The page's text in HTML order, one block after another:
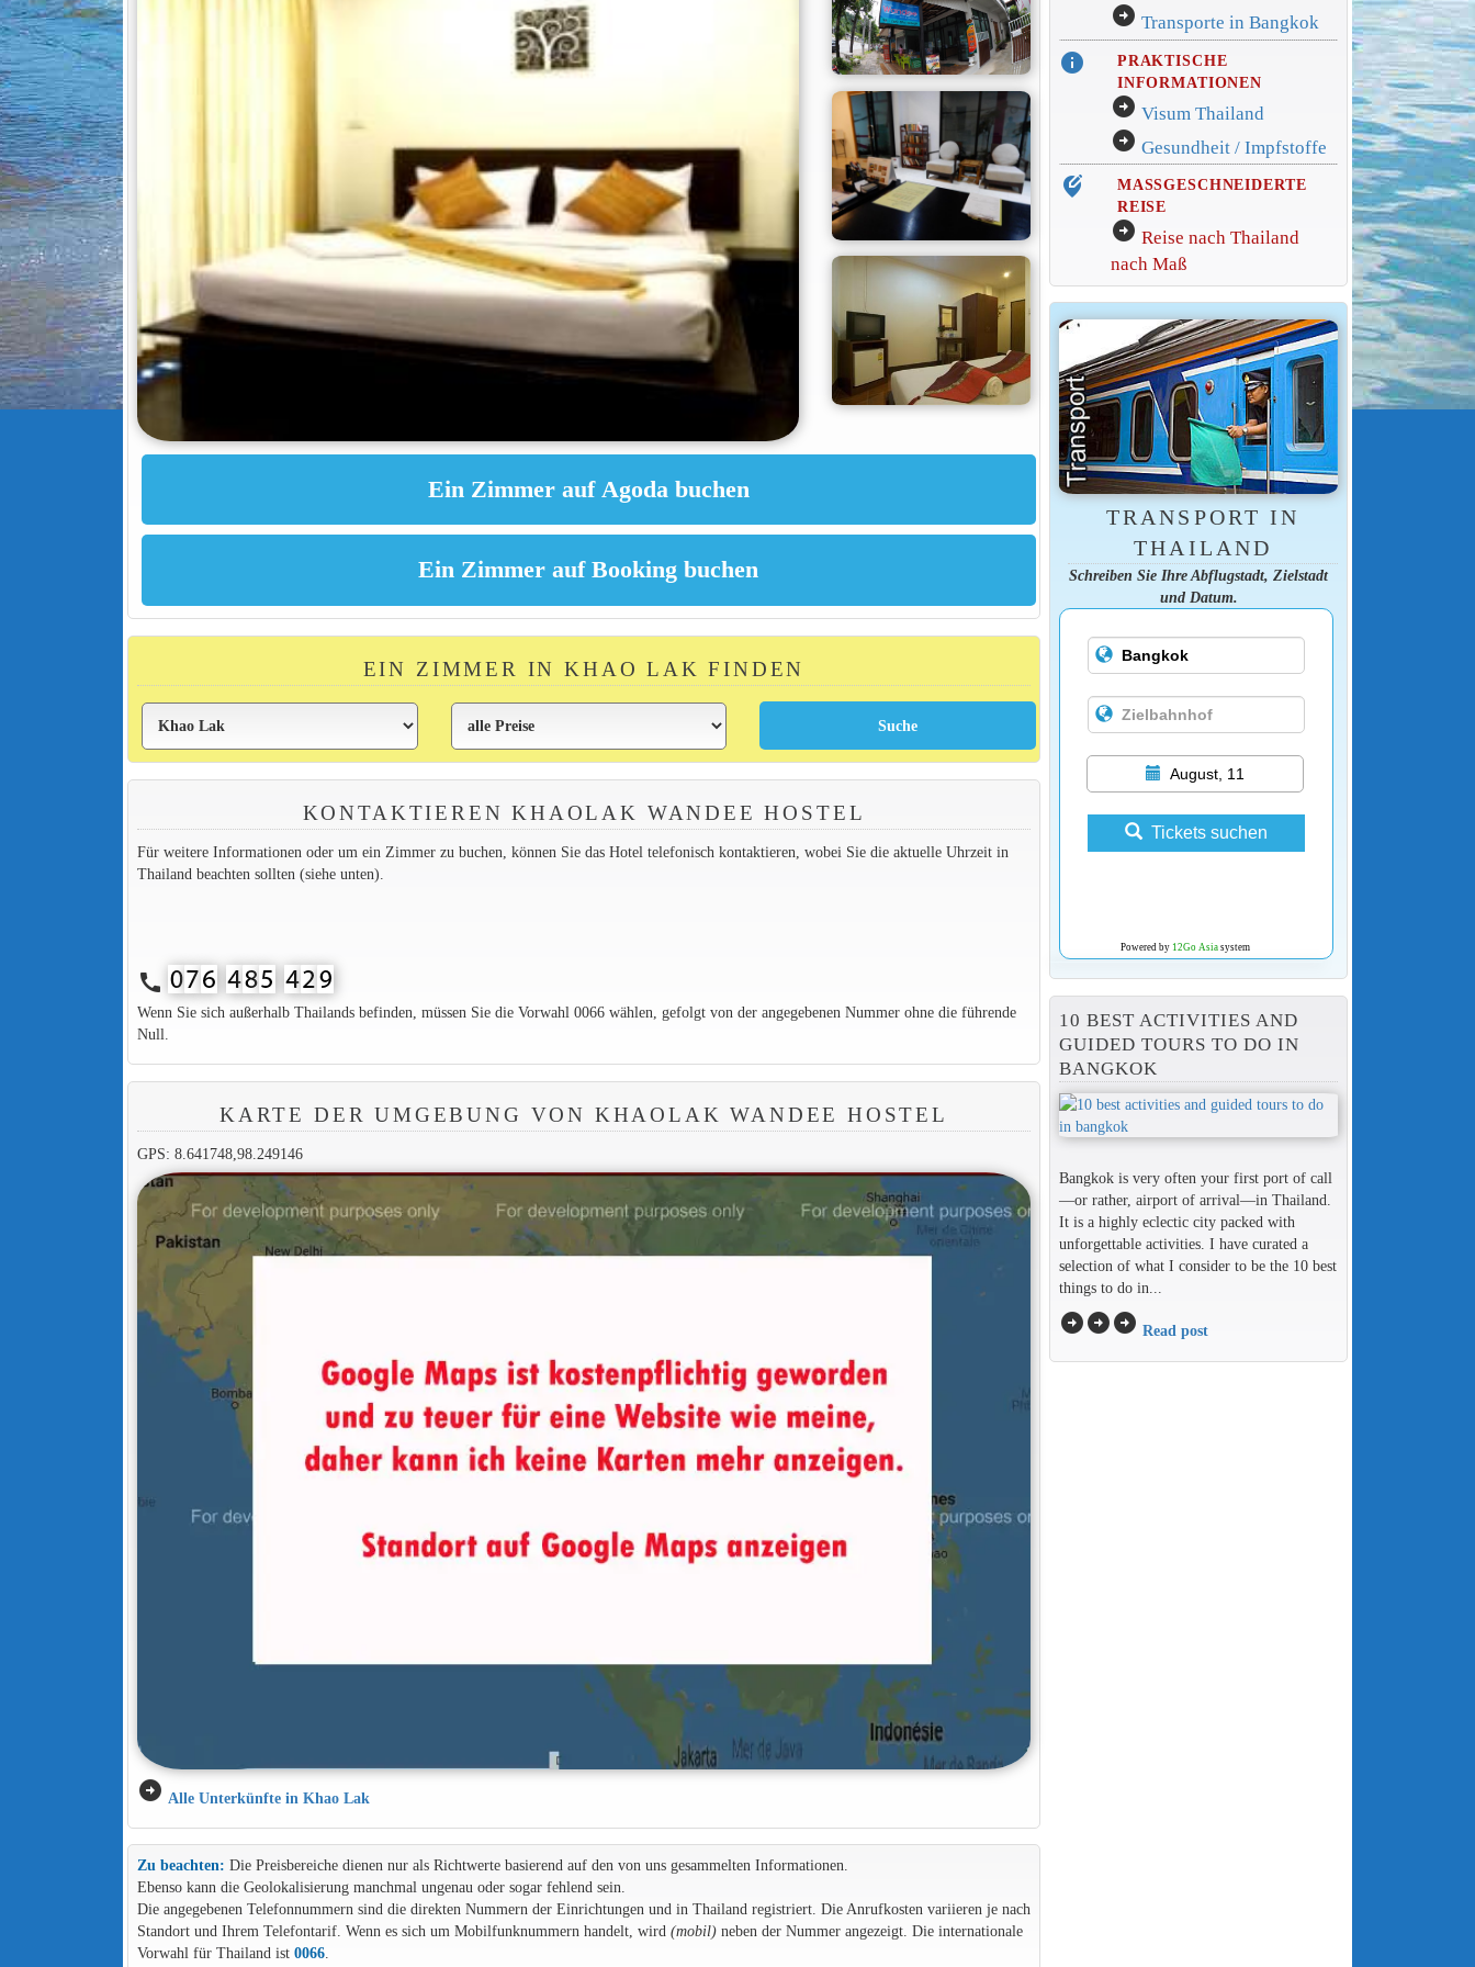
EIN ZIMMER IN KHAO LAK FINDEN
KONTAKTIEREN KHAOLAK WANDEE HOSTEL
Für weitere Informationen oder um ein Zimmer zu buchen, können Sie das Hotel telefonisch kontaktieren, wobei Sie die aktuelle Uhrzeit in
Thailand beachten sollten (siehe unten).
call
Wenn Sie sich außerhalb Thailands befinden, müssen Sie die Vorwahl 0066 wählen, gefolgt von der angegebenen Nummer ohne die führende
Null.
KARTE DER UMGEBUNG VON KHAOLAK WANDEE HOSTEL
GPS: 8.641748,98.249146
arrow_circle_right Alle Unterkünfte in Khao Lak
Zu beachten: Die Preisbereiche dienen nur als Richtwerte basierend auf den von uns gesammelten Informationen.
Ebenso kann die Geolokalisierung manchmal ungenau oder sogar fehlend sein.
Die angegebenen Telefonnummern sind die direkten Nummern der Einrichtungen und in Thailand registriert. Die Anrufkosten variieren je nach
Standort und Ihrem Telefontarif. Wenn es sich um Mobilfunknummern handelt, wird (mobil)neben der Nummer angezeigt. Die internationale
Vorwahl für Thailand ist 0066.
arrow_circle_right Transporte in Bangkok
info
PRAKTISCHE
INFORMATIONEN
arrow_circle_right Visum Thailand
arrow_circle_right Gesundheit / Impfstoffe
edit_location_alt
MASSGESCHNEIDERTE
REISE
arrow_circle_right Reise nach Thailand
nach Maß
TRANSPORT IN
THAILAND
Schreiben Sie Ihre Abflugstadt, Zielstadt
und Datum.
August, 11
Tickets suchen
Powered by 12Go Asiasystem
10 BEST ACTIVITIES AND
GUIDED TOURS TO DO IN
BANGKOK
Bangkok is very often your first port of call
—or rather, airport of arrival—in Thailand.
It is a highly eclectic city packed with
unforgettable activities. I have curated a
selection of what I consider to be the 10 best
things to do in...
arrow_circle_rightarrow_circle_rightarrow_circle_right Read post